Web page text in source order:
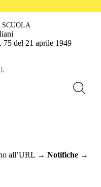
75 del 21 aprile 1949
all’URL → Notifiche →